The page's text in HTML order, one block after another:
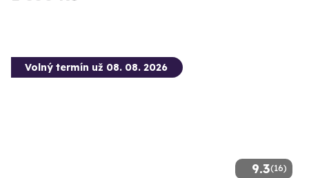
9.3(16)
Volný termín už 08. 08. 2026